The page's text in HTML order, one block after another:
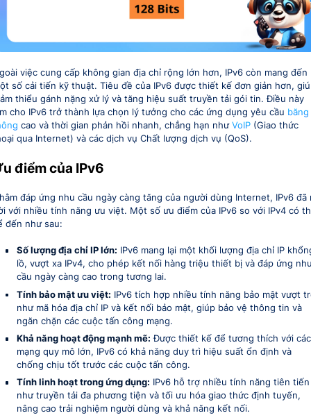
việc cung cấp không gian địa chỉ rộng lớn hơn, IPv6 còn mang đến
số cải tiến kỹ thuật. Tiêu đề của IPv6 được thiết kế đơn giản hơn,
thiểu gánh nặng xử lý và tăng hiệu suất truyền tải gói tin. Điều này
cho IPv6 trở thành lựa chọn lý tưởng cho các ứng dụng yêu cầu băng
cao và thời gian phản hồi nhanh, chẳng hạn như VoIP(Giao thức
qua Internet) và các dịch vụ Chất lượng dịch vụ (QoS).
điểm của IPv6
đáp ứng nhu cầu ngày càng tăng của người dùng Internet, IPv6 đã
với nhiều tính năng ưu việt. Một số ưu điểm của IPv6 so với IPv4 có
đến như sau:
Số lượng địa chỉ IP lớn: IPv6 mang lại một khối lượng địa chỉ IP
lồ, vượt xa IPv4, cho phép kết nối hàng triệu thiết bị và đáp ứng nhu
cầu ngày càng cao trong tương lai.
Tính bảo mật ưu việt: IPv6 tích hợp nhiều tính năng bảo mật vượt
như mã hóa địa chỉ IP và kết nối bảo mật, giúp bảo vệ thông tin và
ngăn chặn các cuộc tấn công mạng.
Khả năng hoạt động mạnh mẽ: Được thiết kế để tương thích với các
mạng quy mô lớn, IPv6 có khả năng duy trì hiệu suất ổn định và
chống chịu tốt trước các cuộc tấn công.
Tính linh hoạt trong ứng dụng: IPv6 hỗ trợ nhiều tính năng tiên tiến
như truyền tải đa phương tiện và tối ưu hóa giao thức định tuyến,
nâng cao trải nghiệm người dùng và khả năng kết nối.